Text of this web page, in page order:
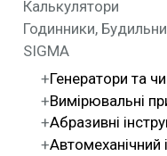
Калькулятори
Годинники,
SIGMA
Генератори та
Вимірювальні
Абразивні
Автомеханічний